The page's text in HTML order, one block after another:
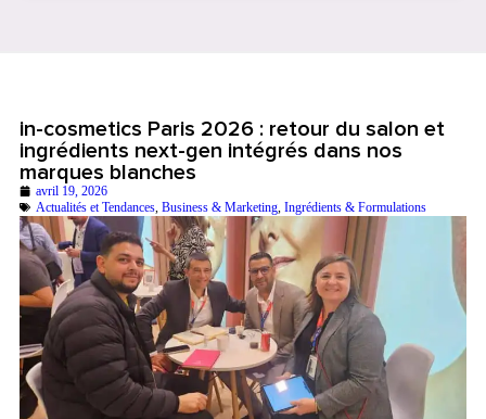
in-cosmetics Paris 2026 : retour du salon et
ingrédients next-gen intégrés dans nos
marques blanches
avril 19, 2026
Actualités et Tendances Business & Marketing Ingrédients & Formulations